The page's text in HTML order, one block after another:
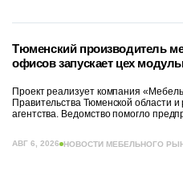
Тюменский производитель
офисов запускает цех
Проект реализует компания
Правительства Тюменской области
агентства. Ведомство помогло
АВГ 6, 2026 НОВОСТИ МЕБЕЛЬНОГО